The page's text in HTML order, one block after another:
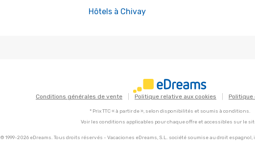
Hôtels à Chivay
Conditions générales de vente Politique relative aux cookies
* Prix TTC « à partir de », selon disponibilités et soumis à conditions.
Voir les conditions applicables pour chaque offre et accessibles sur le
© 1999-2026 eDreams. Tous droits réservés - Vacaciones eDreams, S.L. société soumise au droit